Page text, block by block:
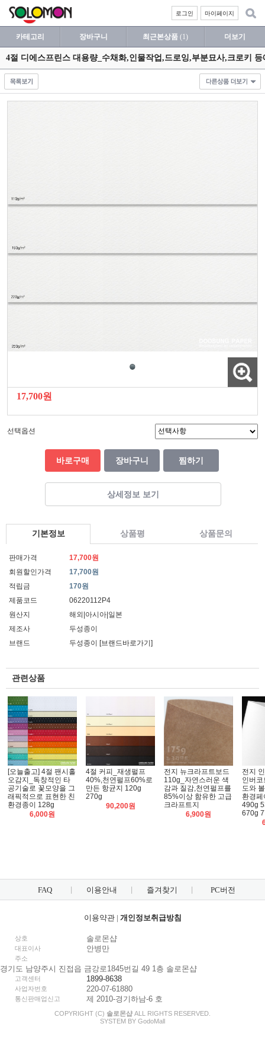
마이페이지
로그인
카테고리 장바구니 최근본상품 (1) 더보기
4절 디에스프린스 대용량_수채화,인물작업,드로잉,부분묘사,크로키 등
17,700원
선택옵션
바로구매 장바구니 찜하기
상세정보 보기
기본정보 상품평 상품문의
판매가격
17,700원
회원할인가격
17,700원
적립금
170원
제품코드
06220112P4
원산지
해외|아시아|일본
제조사
두성종이
브랜드
두성종이 [브랜드바로가기]
관련상품
[오늘출고] 4절 팬시홀
오감지_독창적인 타
공기술로 꽃모양을 그
래픽적으로 표현한 친
환경종이 128g
6,000원
4절 커피_재생펄프
40%,천연펄프60%로
만든 항균지 120g
270g
90,200원
전지 뉴크라프트보드
110g_자연스러운 색
감과 질감,천연펄프를
85%이상 함유한 고급
크라프트지
6,900원
전지
인버
도와
환경
490g
670g
FAQ 이용안내 즐겨찾기 PC버전
이용약관| 개인정보취급방침
상호 솔로몬샵
대표이사 안병만
주소
경기도 남양주시 진접읍 금강로1845번길 49 1층 솔로몬샵
고객센터 1899-8638
사업자번호 220-07-61880
통신판매업신고 제 2010-경기하남-6 호
COPYRIGHT (C) 솔로몬샵 ALL RIGHTS RESERVED.
SYSTEM BY GodoMall